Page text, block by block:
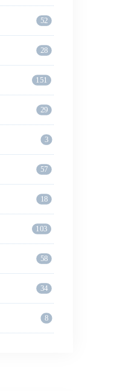
52
28
151
29
3
57
18
103
58
34
8